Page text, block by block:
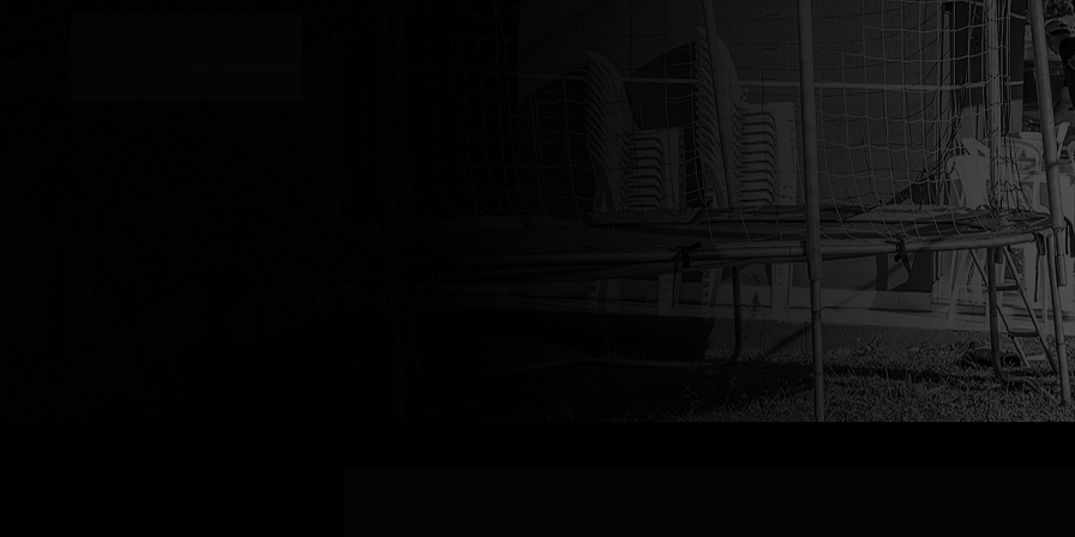
Aniversário 50 anos
Associação dos Autistas de Colombo